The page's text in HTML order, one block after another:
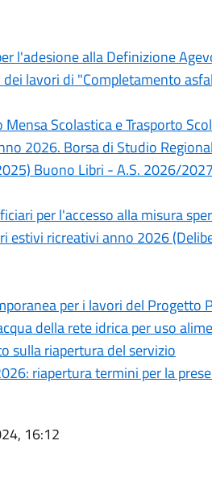
l'adesione alla Definizione
lavori di "Completamento
Scolastica e Trasporto
2026. Borsa di Studio
Buono Libri - A.S. 2026/
per l'accesso alla misura
estivi ricreativi anno 2026
per i lavori del Progetto
della rete idrica per uso
sulla riapertura del servizio
riapertura termini per la
16:12